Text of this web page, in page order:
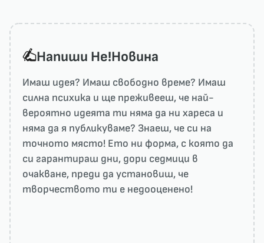
Напиши He!Новина
Имаш идея? Имаш свободно време? Имаш
силна психика и ще преживееш, че най-
вероятно идеята ти няма да ни харесa и
няма да я публикуваме? Знаеш, че си на
точното място! Ето ни форма, с която да
си гарантираш дни, дори седмици в
очакване, преди да установиш, че
творчеството ти е недооценено!